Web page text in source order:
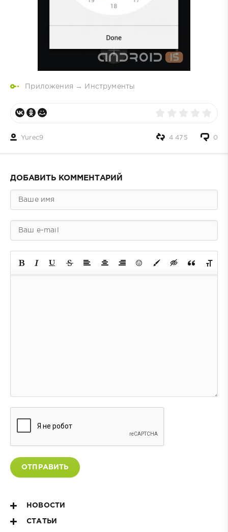
Приложения → Инструменты
Yurec9 0
4 475
ДОБАВИТЬ КОММЕНТАРИЙ
ОТПРАВИТЬ
НОВОСТИ
СТАТЬИ